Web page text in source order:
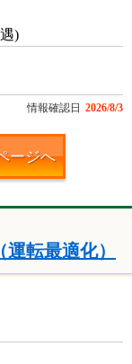
)
情報確認日 2026/8/3
ージへ
転最適化）